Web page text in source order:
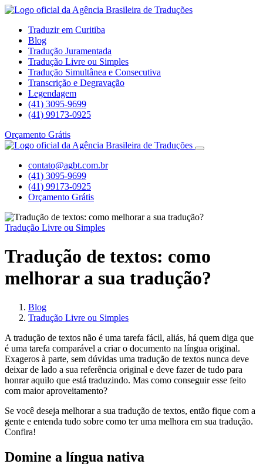
Traduzir em Curitiba
Blog
Tradução Juramentada
Tradução Livre ou Simples
Tradução Simultânea e Consecutiva
Transcrição e Degravação
Legendagem
(41) 3095-9699
(41) 99173-0925
Orçamento Grátis
contato@agbt.com.br
(41) 3095-9699
(41) 99173-0925
Orçamento Grátis
Tradução Livre ou Simples
Tradução de textos: como
melhorar a sua tradução?
Blog
Tradução Livre ou Simples
A tradução de textos não é uma tarefa fácil, aliás, há quem diga que
é uma tarefa comparável a criar o documento na língua original.
Exageros à parte, sem dúvidas uma tradução de textos nunca deve
deixar de lado a sua referência original e deve fazer de tudo para
honrar aquilo que está traduzindo. Mas como conseguir esse feito
com maior aproveitamento?
Se você deseja melhorar a sua tradução de textos, então fique com a
gente e entenda tudo sobre como ter uma melhora em sua tradução.
Confira!
Domine a língua nativa